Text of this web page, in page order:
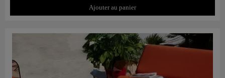
Ajouter au panier